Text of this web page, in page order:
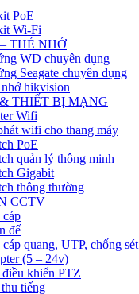
PoE
Wi-Fi
THẺ NHỚ
WD chuyên dụng
Seagate chuyên dụng
hikvision
THIẾT BỊ MẠNG
Wifi
wifi cho thang máy
PoE
quản lý thông minh
Gigabit
thông thường
CCTV
đế
quang, UTP, chống sét
(5 – 24v)
khiển PTZ
tiếng